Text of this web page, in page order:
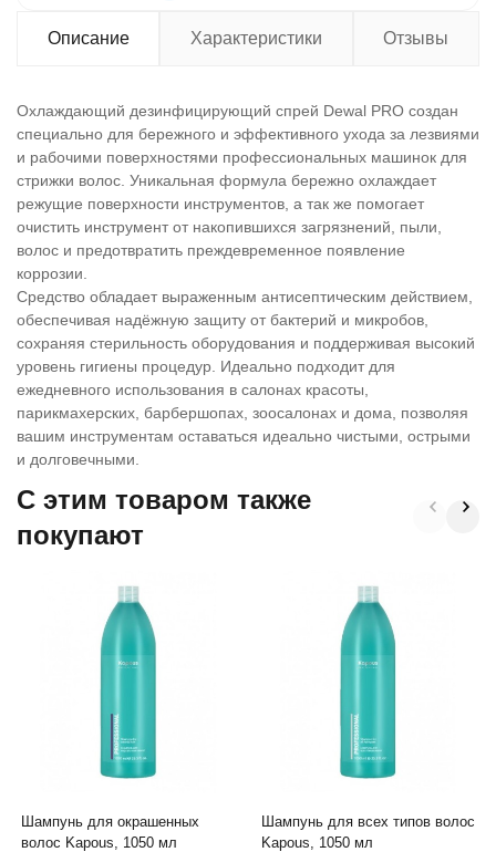
Описание Характеристики Отзывы
Охлаждающий дезинфицирующий спрей Dewal PRO создан
специально для бережного и эффективного ухода за лезвиями
и рабочими поверхностями профессиональных машинок для
стрижки волос. Уникальная формула бережно охлаждает
режущие поверхности инструментов, а так же помогает
очистить инструмент от накопившихся загрязнений, пыли,
волос и предотвратить преждевременное появление
коррозии.
Средство обладает выраженным антисептическим действием,
обеспечивая надёжную защиту от бактерий и микробов,
сохраняя стерильность оборудования и поддерживая высокий
уровень гигиены процедур. Идеально подходит для
ежедневного использования в салонах красоты,
парикмахерских, барбершопах, зоосалонах и дома, позволяя
вашим инструментам оставаться идеально чистыми, острыми
и долговечными.
C этим товаром также
покупают
Шампунь для окрашенных
волос Kapous, 1050 мл
Шампунь для всех типов волос
Kapous, 1050 мл